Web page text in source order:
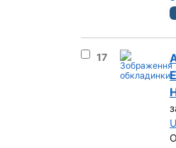
Вибрати
17